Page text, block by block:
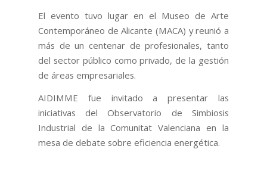
El evento tuvo lugar en el Museo de Arte
Contemporáneo de Alicante (MACA) y reunió a
más de un centenar de profesionales, tanto
del sector público como privado, de la gestión
de áreas empresariales.
AIDIMME fue invitado a presentar las
iniciativas del Observatorio de Simbiosis
Industrial de la Comunitat Valenciana en la
mesa de debate sobre eficiencia energética.